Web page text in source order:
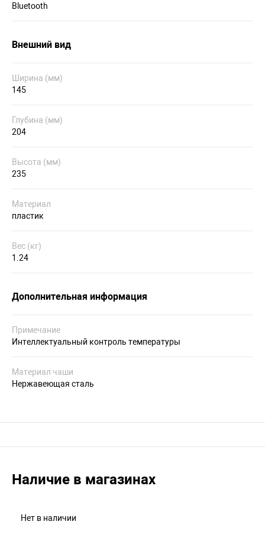
Bluetooth
Внешний вид
Ширина (мм)
145
Глубина (мм)
204
Высота (мм)
235
Материал
пластик
Вес (кг)
1.24
Дополнительная информация
Примечание
Интеллектуальный контроль температуры
Материал чаши
Нержавеющая сталь
Наличие в магазинах
Нет в наличии